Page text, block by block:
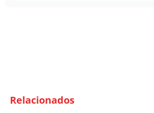
Relacionados